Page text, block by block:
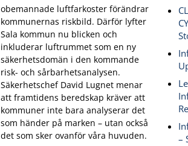
obemannade luftfarkoster förändrar
kommunernas riskbild. Därför lyfter
Sala kommun nu blicken och
inkluderar luftrummet som en ny
säkerhetsdomän i den kommande
risk- och sårbarhetsanalysen.
Säkerhetschef David Lugnet menar
att framtidens beredskap kräver att
kommuner inte bara analyserar det
som händer på marken – utan också
det som sker ovanför våra huvuden.
–